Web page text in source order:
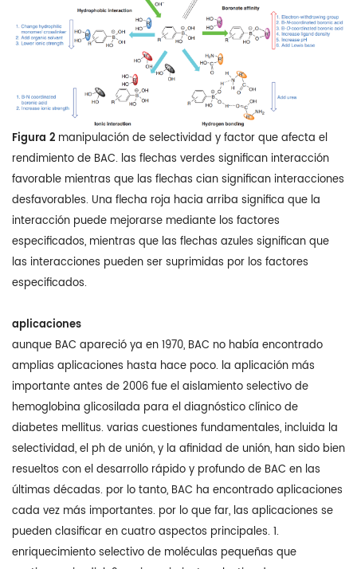
Figura 2 manipulación de selectividad y factor que afecta el
rendimiento de BAC. las flechas verdes significan interacción
favorable mientras que las flechas cian significan interacciones
desfavorables. Una flecha roja hacia arriba significa que la
interacción puede mejorarse mediante los factores
especificados, mientras que las flechas azules significan que
las interacciones pueden ser suprimidas por los factores
especificados.
aplicaciones
aunque BAC apareció ya en 1970, BAC no había encontrado
amplias aplicaciones hasta hace poco. la aplicación más
importante antes de 2006 fue el aislamiento selectivo de
hemoglobina glicosilada para el diagnóstico clínico de
diabetes mellitus. varias cuestiones fundamentales, incluida la
selectividad, el ph de unión, y la afinidad de unión, han sido bien
resueltos con el desarrollo rápido y profundo de BAC en las
últimas décadas. por lo tanto, BAC ha encontrado aplicaciones
cada vez más importantes. por lo que far, las aplicaciones se
pueden clasificar en cuatro aspectos principales. 1.
enriquecimiento selectivo de moléculas pequeñas que